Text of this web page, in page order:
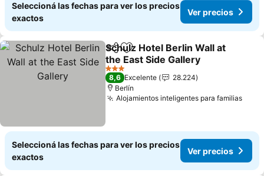
Seleccioná las fechas para ver los precios
exactos
Ver precios
CompartirAñadir a favoritos
Schulz Hotel Berlin Wall at
the East Side Gallery
3 Estrellas
8,6 Excelente
28.224
Berlín
Alojamientos inteligentes para familias
Seleccioná las fechas para ver los precios
exactos
Ver precios